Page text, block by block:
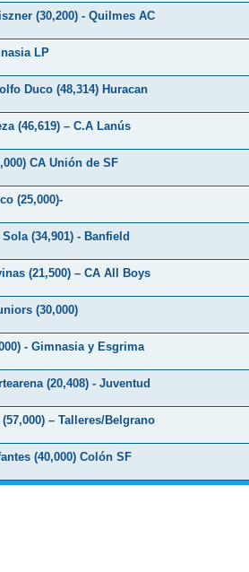
(30,200) - Quilmes AC
LP
Duco (48,314) Huracan
(46,619) – C.A Lanús
CA Unión de SF
(25,000)-
(34,901) - Banfield
(21,500) – CA All Boys
(30,000)
- Gimnasia y Esgrima
(20,408) - Juventud
– Talleres/Belgrano
(40,000) Colón SF